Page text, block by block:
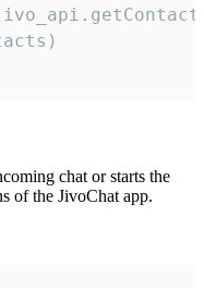
chat or starts the
of the JivoChat app.